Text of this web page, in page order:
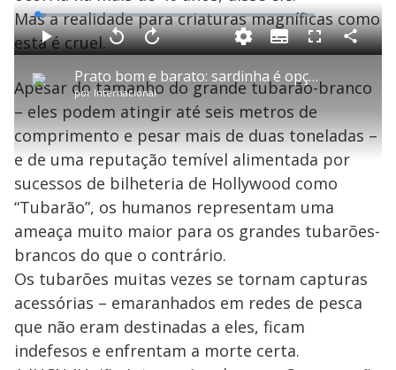
Mas a realidade para criaturas magníficas como
esta é cruel.
P
l
a
y
V
i
Prato bom e barato: sardinha é opção saudável e econômica para o dia a dia
por Internacional
P V
l
t
a
r
0
g
n
d
s
A
n
ç
a
1
0
s
e
u
n
o
s
M
u
d
o
L
o
a
d
e
:
3
.
1
%
S
u
b
i
t
l
s
F
l
s
e
e
n
C
o
a
r
a
Apesar do tamanho do grande tubarão-branco
– eles podem atingir até seis metros de
comprimento e pesar mais de duas toneladas –
e de uma reputação temível alimentada por
sucessos de bilheteria de Hollywood como
“Tubarão”, os humanos representam uma
ameaça muito maior para os grandes tubarões-
brancos do que o contrário.
Os tubarões muitas vezes se tornam capturas
acessórias – emaranhados em redes de pesca
que não eram destinadas a eles, ficam
indefesos e enfrentam a morte certa.